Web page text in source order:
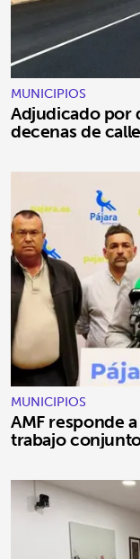
MUNICIPIOS
Adjudicado por
decenas de
MUNICIPIOS
AMF responde
trabajo